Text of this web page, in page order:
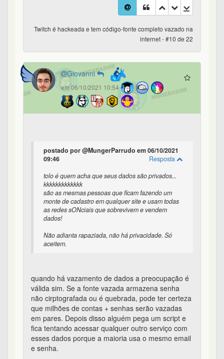
Twitch é hackeada e tem código-fonte completo vazado na
internet - #10 de 22
Giovanni
em 06/10/2021 10:54
postado por @MungerParrudo em 06/10/2021
09:46
Resposta
tolo é quem acha que seus dados são privados...
kkkkkkkkkkkkk
são as mesmas pessoas que ficam fazendo um
monte de cadastro em qualquer site e usam todas
as redes sONciais que sobrevivem e vendem
dados!
Não adianta rapaziada, não há privacidade. Só
aceitem.
quando há vazamento de dados a preocupação é
válida sim. Se a fonte vazada armazena senha
não cirptografada ou é quebrada, pode ter certeza
que milhões de contas + senhas serão vazadas
em pares. Depois disso alguém pega um script e
fica tentando acessar qualquer outro serviço com
esses dados porque a maioria usa o mesmo email
e senha.